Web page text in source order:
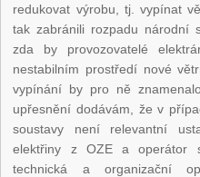
redukovat výrobu, tj. vypínat
tak zabránili rozpadu národní
zda by provozovatelé
nestabilním prostředí nové
vypínání by pro ně
upřesnění dodávám, že v
soustavy není relevantní
elektřiny z OZE a operátor
technická a organizační